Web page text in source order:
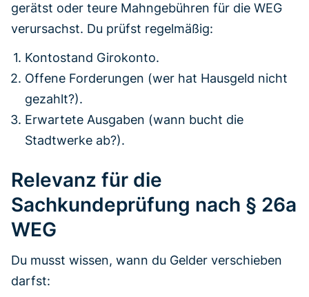
gerätst oder teure Mahngebühren für die WEG
verursachst. Du prüfst regelmäßig:
Kontostand Girokonto.
Offene Forderungen (wer hat Hausgeld nicht
gezahlt?).
Erwartete Ausgaben (wann bucht die
Stadtwerke ab?).
Relevanz für die
Sachkundeprüfung nach § 26a
WEG
Du musst wissen, wann du Gelder verschieben
darfst: